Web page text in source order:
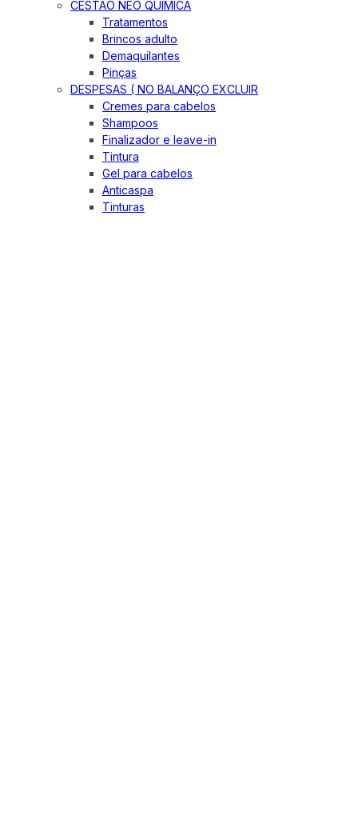
CESTÃO NEO QUIMICA
Tratamentos
Brincos adulto
Demaquilantes
Pinças
DESPESAS ( NO BALANÇO EXCLUIR
Cremes para cabelos
Shampoos
Finalizador e leave-in
Tintura
Gel para cabelos
Anticaspa
Tinturas